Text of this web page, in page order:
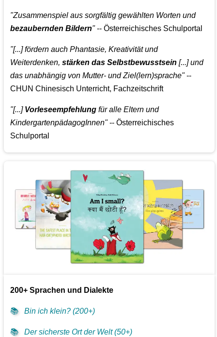
👨‍👧‍👦👩‍👩‍👧‍👧
"Zusammenspiel aus sorgfältig gewählten Worten und
bezaubernden Bildern"-- Österreichisches Schulportal
"[...] fördern auch Phantasie, Kreativität und
Weiterdenken,stärken das Selbstbewusstsein [...] und
das unabhängig von Mutter- und Ziel(lern)sprache"--
CHUN Chinesisch Unterricht, Fachzeitschrift
"[...] Vorleseempfehlung für alle Eltern und
KindergartenpädagogInnen"-- Österreichisches
Schulportal
200+ Sprachen und Dialekte
📚 Bin ich klein? (200+)
📚 Der sicherste Ort der Welt (50+)